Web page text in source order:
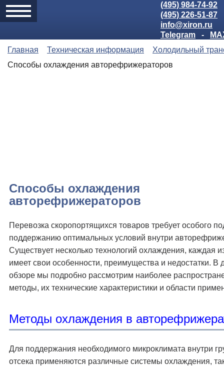
(495) 984-74-92
(495) 226-51-87
info@xiron.ru
Telegram
-
Главная
Техническая информация
Холодильный
Способы охлаждения авторефрижераторов
Способы охлаждения
авторефрижераторов
Перевозка скоропортящихся товаров требует особого
поддержанию оптимальных условий внутри
Существует несколько технологий охлаждения, каждая
имеет свои особенности, преимущества и недостатки. В
обзоре мы подробно рассмотрим наиболее
методы, их технические характеристики и области
Методы охлаждения в
Для поддержания необходимого микроклимата внутри
отсека применяются различные системы охлаждения,